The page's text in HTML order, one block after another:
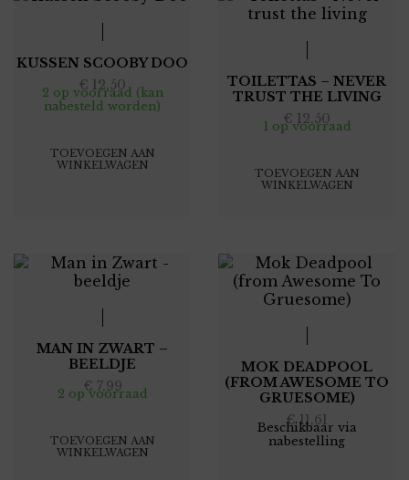
KUSSEN SCOOBY DOO
€ 12,50
2 op voorraad (kan
nabesteld worden)
TOEVOEGEN AAN
WINKELWAGEN
TOILETTAS – NEVER
TRUST THE LIVING
€ 12,50
1 op voorraad
TOEVOEGEN AAN
WINKELWAGEN
MAN IN ZWART –
BEELDJE
€ 7,99
2 op voorraad
TOEVOEGEN AAN
WINKELWAGEN
MOK DEADPOOL
(FROM AWESOME TO
GRUESOME)
€11,61
Beschikbaar via
nabestelling